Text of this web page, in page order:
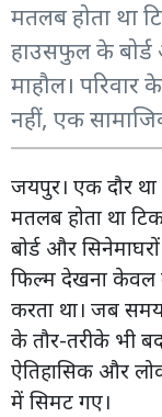
मतलब होता था
हाउसफुल के
माहौल।
नहीं, एक
जयपुर। एक दौर
मतलब होता था
बोर्ड और
फिल्म देखना केवल
करता था। जब
के तौर-तरीके भी
ऐतिहासिक और
में सिमट गए।